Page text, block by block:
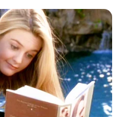
die Präsidenten und
erschlagen würden,